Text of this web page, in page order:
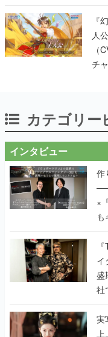
『
人
（
チ
カテゴリ
インタビュー
作
──
×
で
く
イ
盛
社
『
ん
実